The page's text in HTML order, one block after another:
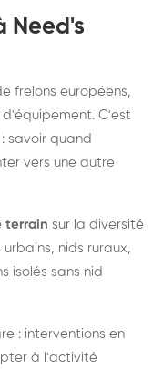
Need's
frelons européens,
C'est
: savoir quand
vers une autre
terrain sur la diversité
nids ruraux,
isolés sans nid
: interventions en
à l'activité